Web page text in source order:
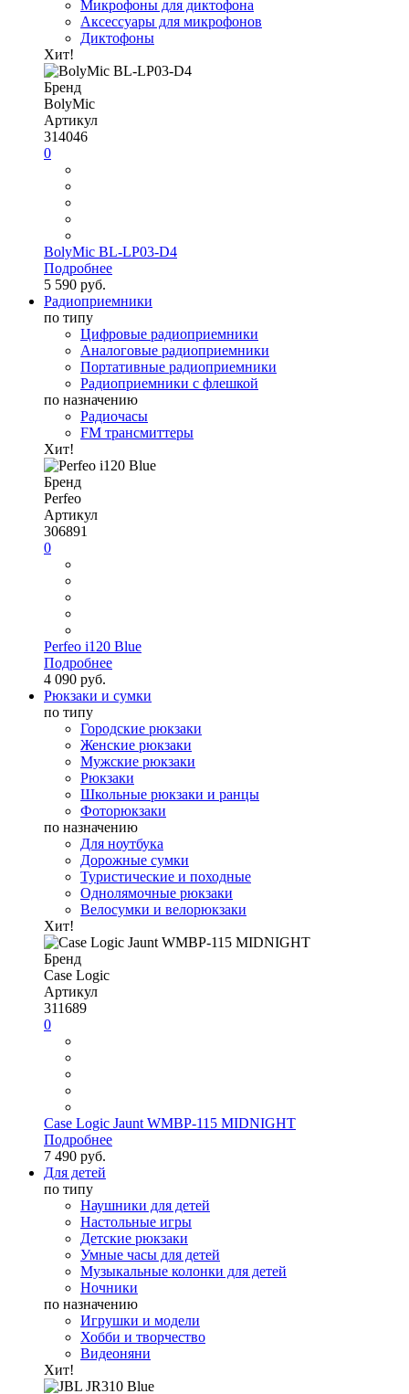
Микрофоны для диктофона
Аксессуары для микрофонов
Диктофоны
Хит!
Бренд
BolyMic
Артикул
314046
0
BolyMic BL-LP03-D4
Подробнее
5 590 руб.
Радиоприемники
по типу
Цифровые радиоприемники
Аналоговые радиоприемники
Портативные радиоприемники
Радиоприемники с флешкой
по назначению
Радиочасы
FM трансмиттеры
Хит!
Бренд
Perfeo
Артикул
306891
0
Perfeo i120 Blue
Подробнее
4 090 руб.
Рюкзаки и сумки
по типу
Городские рюкзаки
Женские рюкзаки
Мужские рюкзаки
Рюкзаки
Школьные рюкзаки и ранцы
Фоторюкзаки
по назначению
Для ноутбука
Дорожные сумки
Туристические и походные
Однолямочные рюкзаки
Велосумки и велорюкзаки
Хит!
Бренд
Case Logic
Артикул
311689
0
Case Logic Jaunt WMBP-115 MIDNIGHT
Подробнее
7 490 руб.
Для детей
по типу
Наушники для детей
Настольные игры
Детские рюкзаки
Умные часы для детей
Музыкальные колонки для детей
Ночники
по назначению
Игрушки и модели
Хобби и творчество
Видеоняни
Хит!